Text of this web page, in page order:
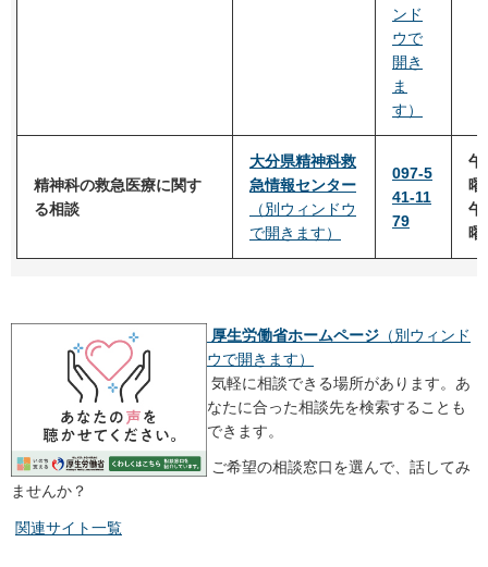
ンド
ウで
開き
ま
す）
精神科の救急医療に関す
る相談
大分県精神科救
急情報センター
（別ウィンドウ
で開きます）
097-5
41-11
79
午
曜
午
曜
厚生労働省ホームページ （別ウィンド
ウで開きます）
気軽に相談できる場所があります。あ
なたに合った相談先を検索することも
できます。
ご希望の相談窓口を選んで、話してみ
ませんか？
関連サイト一覧